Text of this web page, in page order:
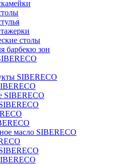
столы
барбекю зон
SIBERECO
SIBERECO
масло SIBERECO